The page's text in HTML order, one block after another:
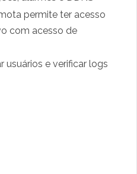
permite ter acesso
com acesso de
usuários e verificar logs